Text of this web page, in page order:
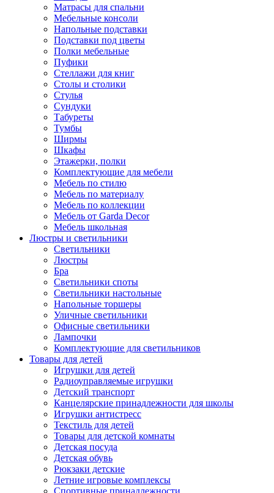
Матрасы для спальни
Мебельные консоли
Напольные подставки
Подставки под цветы
Полки мебельные
Пуфики
Стеллажи для книг
Столы и столики
Стулья
Сундуки
Табуреты
Тумбы
Ширмы
Шкафы
Этажерки, полки
Комплектующие для мебели
Мебель по стилю
Мебель по материалу
Мебель по коллекции
Мебель от Garda Decor
Мебель школьная
Люстры и светильники
Светильники
Люстры
Бра
Светильники споты
Светильники настольные
Напольные торшеры
Уличные светильники
Офисные светильники
Лампочки
Комплектующие для светильников
Товары для детей
Игрушки для детей
Радиоуправляемые игрушки
Детский транспорт
Канцелярские принадлежности для школы
Игрушки антистресс
Текстиль для детей
Товары для детской комнаты
Детская посуда
Детская обувь
Рюкзаки детские
Летние игровые комплексы
Спортивные принадлежности